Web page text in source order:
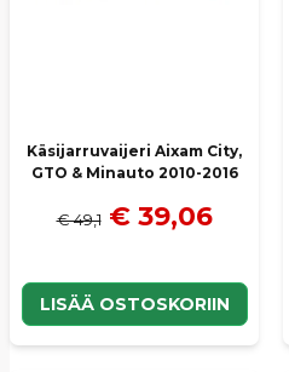
Käsijarruvaijeri Aixam City,
GTO & Minauto 2010-2016
€ 49,1 € 39,06
LISÄÄ OSTOSKORIIN